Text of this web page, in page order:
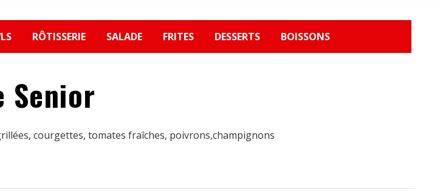
RÔTISSERIE SALADE FRITES DESSERTS BOISSONS
Senior
courgettes, tomates fraîches, poivrons,champignons